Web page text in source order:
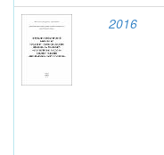
2016